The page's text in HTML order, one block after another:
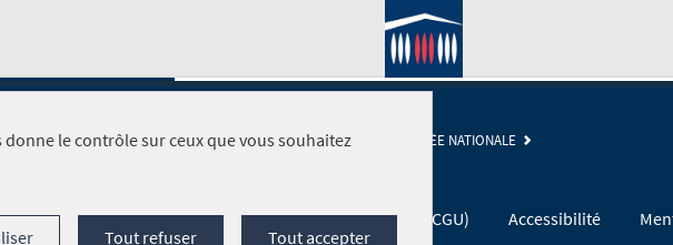
SITE DE L'ASSEMBLÉE NATIONALE
aux questions Conditions générales d'utilisation (CGU) Accessibilité
donne le contrôle sur ceux que vous souhaitez
Tout accepter
Tout refuser